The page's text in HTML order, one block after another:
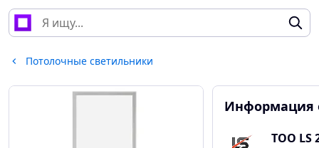
Потолочные светильники
Информация
ТОО LS